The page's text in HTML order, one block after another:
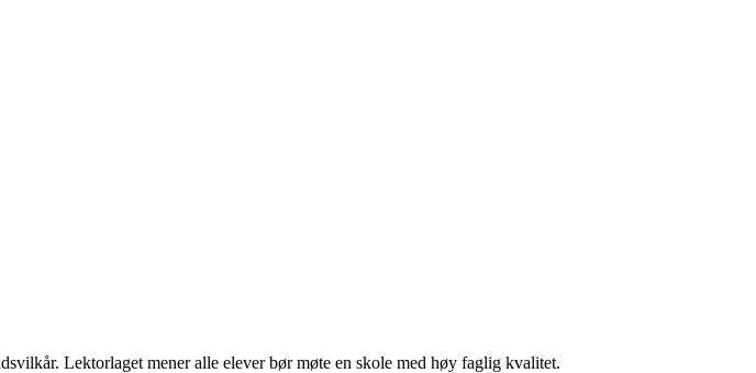
Lektorlaget mener alle elever bør møte en skole med høy faglig kvalitet.